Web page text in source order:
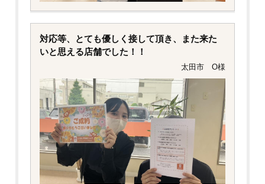
対応等、とても優しく接して頂き、また来た
いと思える店舗でした！！
太田市 O様